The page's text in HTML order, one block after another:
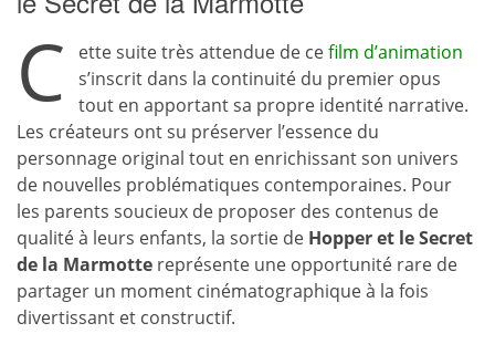
C ette suite très attendue de cefilm d’animation
s’inscrit dans la continuité du premier opus
tout en apportant sa propre identité narrative.
Les créateurs ont su préserver l’essence du
personnage original tout en enrichissant son univers
de nouvelles problématiques contemporaines. Pour
les parents soucieux de proposer des contenus de
qualité à leurs enfants, la sortie de Hopper et le Secret
de la Marmotte représente une opportunité rare de
partager un moment cinématographique à la fois
divertissant et constructif.